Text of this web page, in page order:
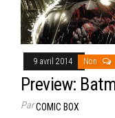
9 avril 2014 Non
Preview:
ParCOMIC BOX